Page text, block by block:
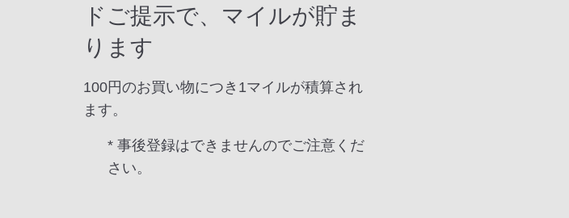
ドご提示で、マイルが貯ま
ります
100円のお買い物につき1マイルが積算され
ます。
* 事後登録はできませんのでご注意くだ
さい。